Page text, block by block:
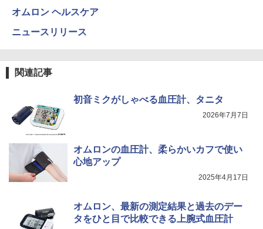
オムロン ヘルスケア
ニュースリリース
関連記事
初音ミクがしゃべる血圧計、タニタ
2026年7月7日
オムロンの血圧計、柔らかいカフで使い
心地アップ
2025年4月17日
オムロン、最新の測定結果と過去のデー
タをひと目で比較できる上腕式血圧計